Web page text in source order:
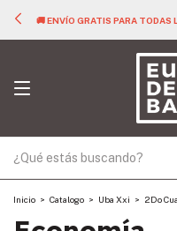
🚚 ENVÍO GRATIS PARA
Inicio > Catalogo > Uba Xxi > 2Do